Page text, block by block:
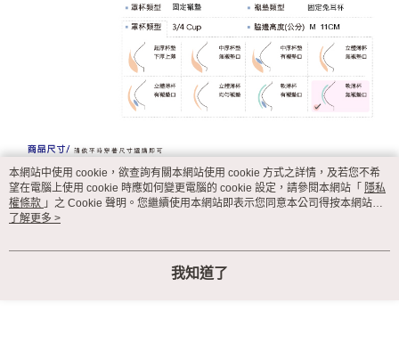
顯示電腦版詳細說明
本網站中使用 cookie，欲查詢有關本網站使用 cookie 方式之詳情，及若您不希
望在電腦上使用 cookie 時應如何變更電腦的 cookie 設定，請參閱本網站「 隱私
權條款 」之 Cookie 聲明。您繼續使用本網站即表示您同意本公司得按本網站使
用條款之 Cookie 聲明使用 cookie。
了解更多 >
我知道了